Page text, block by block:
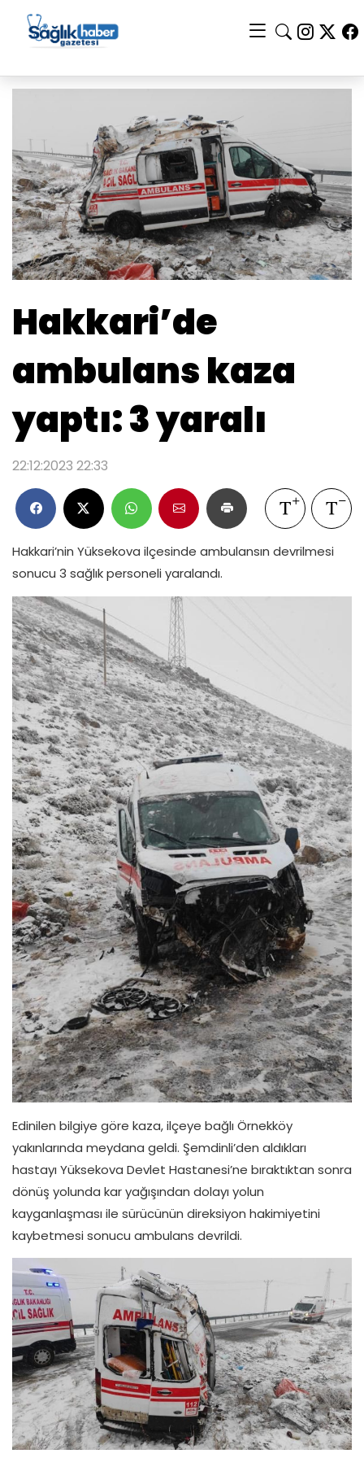
Hakkari’de
ambulans kaza
yaptı: 3 yaralı
22:12:2023 22:33
Hakkari’nin Yüksekova ilçesinde ambulansın devrilmesi
sonucu 3 sağlık personeli yaralandı.
Edinilen bilgiye göre kaza, ilçeye bağlı Örnekköy
yakınlarında meydana geldi. Şemdinli’den aldıkları
hastayı Yüksekova Devlet Hastanesi’ne bıraktıktan sonra
dönüş yolunda kar yağışından dolayı yolun
kayganlaşması ile sürücünün direksiyon hakimiyetini
kaybetmesi sonucu ambulans devrildi.